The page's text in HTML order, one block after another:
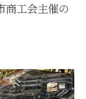
商工会主催の